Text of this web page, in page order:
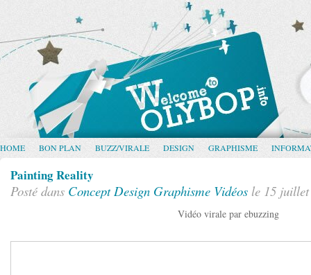
HOME BON PLAN BUZZ/VIRALE DESIGN GRAPHISME
Painting Reality
Posté dans Concept Design Graphisme Vidéos le 15
Vidéo virale par ebuzzing